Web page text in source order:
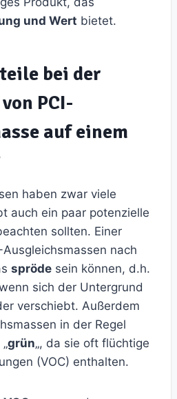
und Wert bietet.
bei der
PCI-
auf einem
haben zwar viele
auch ein paar potenzielle
sollten. Einer
nach
spröde sein können, d.h.
sich der Untergrund
verschiebt. Außerdem
in der Regel
grün„, da sie oft flüchtige
(VOC) enthalten.